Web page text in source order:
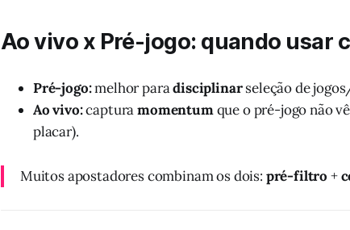
Ao vivo x Pré-jogo: quando usar
Pré-jogo:melhor paradisciplinarseleção de
Ao vivo:capturamomentumque o pré-jogo não
placar).
Muitos apostadores combinam os dois: pré-filtro +